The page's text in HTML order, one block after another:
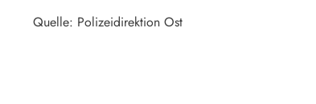
Quelle: Polizeidirektion Ost